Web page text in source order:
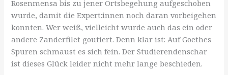
Rosenmensa bis zu jener Ortsbegehung aufgeschoben
wurde, damit die Expert:innen noch daran vorbeigehen
konnten. Wer weiß, vielleicht wurde auch das ein oder
andere Zanderfilet goutiert. Denn klar ist: Auf Goethes
Spuren schmaust es sich fein. Der Studierendenschar
ist dieses Glück leider nicht mehr lange beschieden.